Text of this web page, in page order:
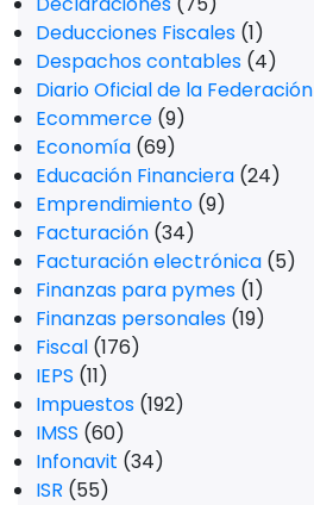
Deducciones Fiscales (1)
Despachos contables (4)
Diario Oficial de la Federación
Ecommerce (9)
Economía (69)
Educación Financiera (24)
Emprendimiento (9)
Facturación (34)
Facturación electrónica (5)
Finanzas para pymes (1)
Finanzas personales (19)
Fiscal (176)
IEPS (11)
Impuestos (192)
IMSS (60)
Infonavit (34)
ISR (55)